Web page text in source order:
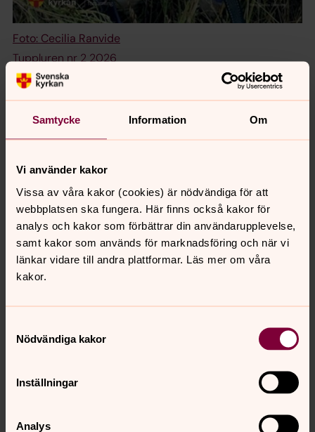
Samtycke Information Om
Vi använder kakor
Vissa av våra kakor (cookies) är nödvändiga för att
webbplatsen ska fungera. Här finns också kakor för
analys och kakor som förbättrar din användarupplevelse,
samt kakor som används för marknadsföring och när vi
länkar vidare till andra plattformar. Läs mer om våra
kakor.
Nödvändiga kakor
Inställningar
Analys
Foto: Cecilia Ranvide
Tuppluren nr 2 2026
Dagens bibelord